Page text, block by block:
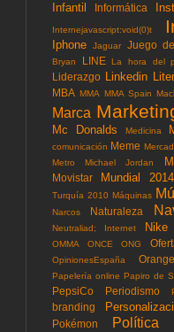
Infantil Informática
Internejavascript:void(0)t
Iphone Jaguar Juego
Bryan
LINE La hora del
Liderazgo Linkedin
MBA MMA MMA Spain
Marca
Mc Donalds Medicina
comunicación Meme
Metro Michael Jordan
Movistar
Mundial 2014
Turquía 2010 Máquinas
Narcos Naturaleza
Neutraliad; Internet Nike
OMMA
ONCE ONG
OpinionesEspaña Orange
Papelería online Papiro de
PepsiCo Periodismo
branding
Pokémon
Política